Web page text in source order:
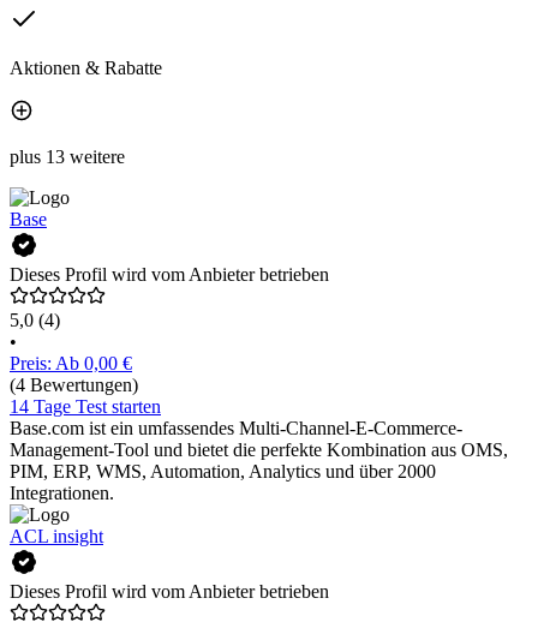
Aktionen & Rabatte
plus 13 weitere
Base
Dieses Profil wird vom Anbieter betrieben
5,0 (4)
•
Preis: Ab 0,00 €
(4 Bewertungen)
14 Tage Test starten
Base.com ist ein umfassendes Multi-Channel-E-Commerce-
Management-Tool und bietet die perfekte Kombination aus OMS,
PIM, ERP, WMS, Automation, Analytics und über 2000
Integrationen.
ACL insight
Dieses Profil wird vom Anbieter betrieben